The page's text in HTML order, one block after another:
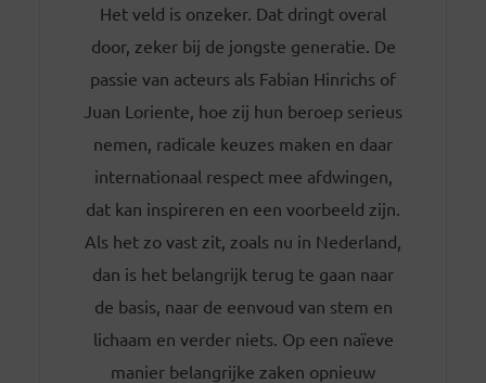
Het veld is onzeker. Dat dringt overal
door, zeker bij de jongste generatie. De
passie van acteurs als Fabian Hinrichs of
Juan Loriente, hoe zij hun beroep serieus
nemen, radicale keuzes maken en daar
internationaal respect mee afdwingen,
dat kan inspireren en een voorbeeld zijn.
Als het zo vast zit, zoals nu in Nederland,
dan is het belangrijk terug te gaan naar
de basis, naar de eenvoud van stem en
lichaam en verder niets. Op een naïeve
manier belangrijke zaken opnieuw